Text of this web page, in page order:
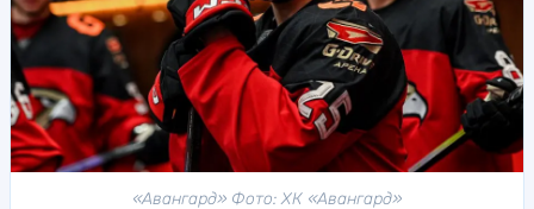
«Авангард» Фото: ХК «Авангард»